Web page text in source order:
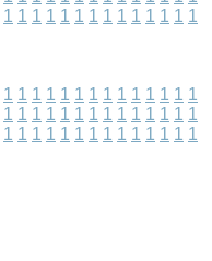
1 1 1 1 1 1 1 1 1 1 1 1 1 1
1 1 1 1 1 1 1 1 1 1 1 1 1 1
1 1 1 1 1 1 1 1 1 1 1 1 1 1
1 1 1 1 1 1 1 1 1 1 1 1 1 1